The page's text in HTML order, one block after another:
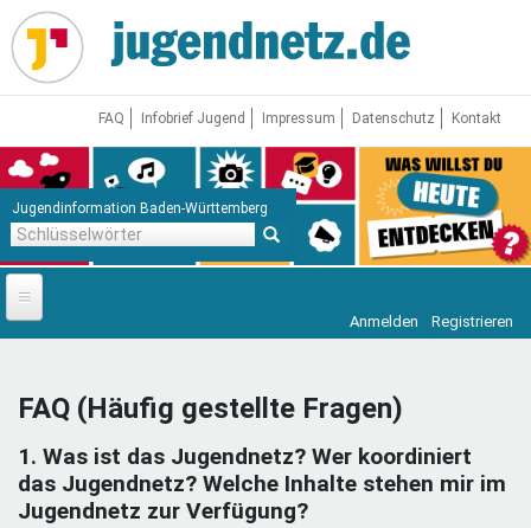
Direkt
zum
Inhalt
FAQ Infobrief Jugend Impressum Datenschutz Kontakt
Jugendinformation Baden-Württemberg
Startseite
Jugendnetz
Freizeit & Reisen
Vor Ort
Anmelden Registrieren
FAQ (Häufig gestellte Fragen)
1. Was ist das Jugendnetz? Wer koordiniert
das Jugendnetz? Welche Inhalte stehen mir im
Jugendnetz zur Verfügung?